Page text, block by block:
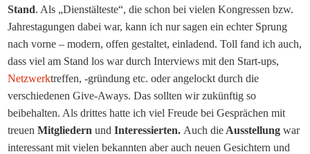
Stand. Als „Dienstälteste“, die schon bei vielen Kongressen bzw.
Jahrestagungen dabei war, kann ich nur sagen ein echter Sprung
nach vorne – modern, offen gestaltet, einladend. Toll fand ich auch,
dass viel am Stand los war durch Interviews mit den Start-ups,
Netzwerktreffen, -gründung etc. oder angelockt durch die
verschiedenen Give-Aways. Das sollten wir zukünftig so
beibehalten. Als drittes hatte ich viel Freude bei Gesprächen mit
treuenMitgliedern undInteressierten. Auch die Ausstellung war
interessant mit vielen bekannten aber auch neuen Gesichtern und